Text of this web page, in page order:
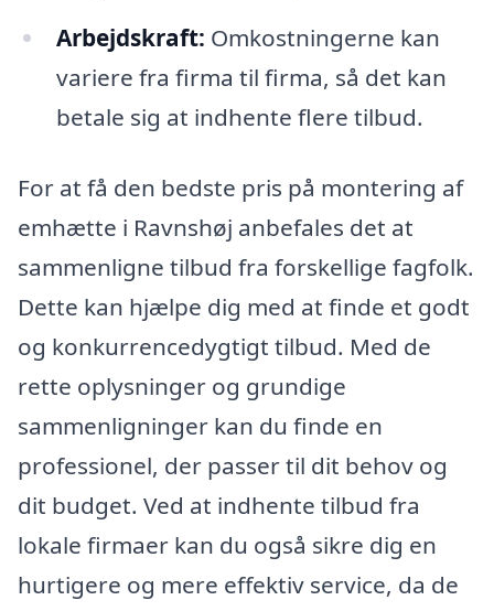
Arbejdskraft: Omkostningerne kan
variere fra firma til firma, så det kan
betale sig at indhente flere tilbud.
For at få den bedste pris på montering af
emhætte i Ravnshøj anbefales det at
sammenligne tilbud fra forskellige fagfolk.
Dette kan hjælpe dig med at finde et godt
og konkurrencedygtigt tilbud. Med de
rette oplysninger og grundige
sammenligninger kan du finde en
professionel, der passer til dit behov og
dit budget. Ved at indhente tilbud fra
lokale firmaer kan du også sikre dig en
hurtigere og mere effektiv service, da de